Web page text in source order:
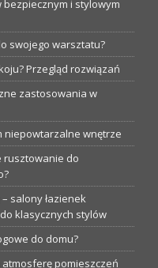
bezpiecznym i stylowym
swojego warsztatu?
Przegląd rozwiązań
zastosowania w
niepowtarzalne wnętrze
rusztowanie do
salony łazienek
klasycznych stylów
do domu?
atmosferę pomieszczeń